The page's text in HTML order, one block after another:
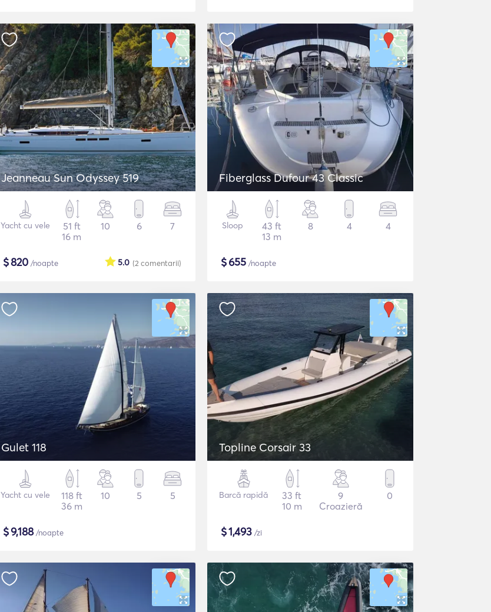
Jeanneau Sun Odyssey 519
Yacht cu vele
51 ft
16 m
10 6 7
$820 /noapte (2 comentarii)
5.0
Fiberglass Dufour 43 Classic
Sloop
43 ft
13 m
8 4 4
$655 /noapte
Gulet 118
Yacht cu vele
118 ft
36 m
10 5 5
$9,188/noapte
Topline Corsair 33
Barcă rapidă
33 ft
10 m
9
Croazieră
0
$1,493 /zi